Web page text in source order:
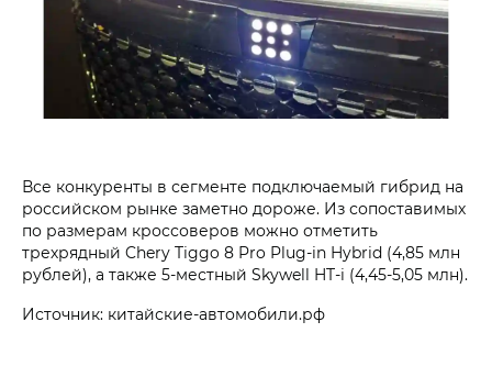
Все конкуренты в сегменте подключаемый гибрид на
российском рынке заметно дороже. Из сопоставимых
по размерам кроссоверов можно отметить
трехрядный Chery Tiggo 8 Pro Plug-in Hybrid (4,85 млн
рублей), а также 5-местный Skywell HT-i (4,45-5,05 млн).
Источник: китайские-автомобили.рф